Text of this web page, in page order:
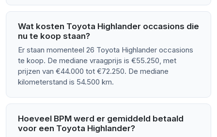
Wat kosten Toyota Highlander occasions die
nu te koop staan?
Er staan momenteel 26 Toyota Highlander occasions
te koop. De mediane vraagprijs is €55.250, met
prijzen van €44.000 tot €72.250. De mediane
kilometerstand is 54.500 km.
Hoeveel BPM werd er gemiddeld betaald
voor een Toyota Highlander?